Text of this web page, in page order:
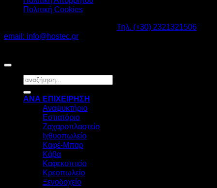
Πολιτική Cookies
Τηλ. (+30) 2321321506
email: info@hostec.gr
Αναζήτηση
για:
ΑΝΑ ΕΠΙΧΕΙΡΗΣΗ
Αναψυκτήριο
Εστιατόριο
Ζαχαροπλαστείο
Ιχθυοπωλείο
Καφέ-Μπαρ
Κάβα
Καφεκοπτείο
Κρεοπωλείο
Ξενοδοχείο